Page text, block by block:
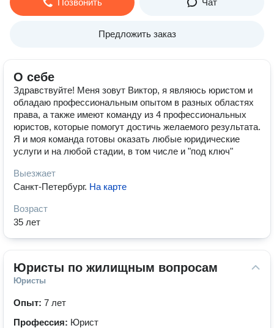
Позвонить Чат
Предложить заказ
О себе
Здравствуйте! Меня зовут Виктор, я являюсь юристом и
обладаю профессиональным опытом в разных областях
права, а также имеют команду из 4 профессиональных
юристов, которые помогут достичь желаемого результата.
Я и моя команда готовы оказать любые юридические
услуги и на любой стадии, в том числе и "под ключ"
Выезжает
Санкт-Петербург. На карте
Возраст
35 лет
Юристы по жилищным вопросам
Юристы
Опыт: 7 лет
Профессия: Юрист